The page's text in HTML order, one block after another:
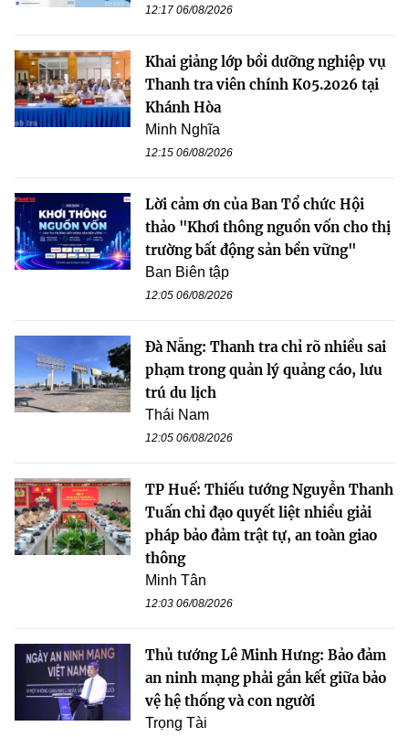
12:17 06/08/2026
Khai giảng lớp bồi dưỡng nghiệp vụ
Thanh tra viên chính K05.2026 tại
Khánh Hòa
Minh Nghĩa
12:15 06/08/2026
Lời cảm ơn của Ban Tổ chức Hội
thảo "Khơi thông nguồn vốn cho thị
trường bất động sản bền vững"
Ban Biên tập
12:05 06/08/2026
Đà Nẵng: Thanh tra chỉ rõ nhiều sai
phạm trong quản lý quảng cáo, lưu
trú du lịch
Thái Nam
12:05 06/08/2026
TP Huế: Thiếu tướng Nguyễn Thanh
Tuấn chỉ đạo quyết liệt nhiều giải
pháp bảo đảm trật tự, an toàn giao
thông
Minh Tân
12:03 06/08/2026
Thủ tướng Lê Minh Hưng: Bảo đảm
an ninh mạng phải gắn kết giữa bảo
vệ hệ thống và con người
Trọng Tài